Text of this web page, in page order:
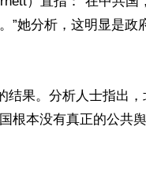
”她分析，这明显是政
结果。分析人士指出
根本没有真正的公共舆